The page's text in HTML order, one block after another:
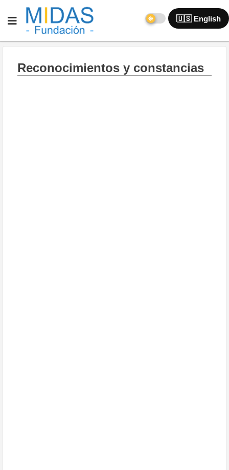
🇺🇸 English
Reconocimientos y constancias